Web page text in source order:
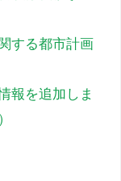
する都市計画
報を追加しま